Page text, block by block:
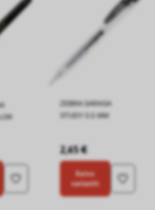
ZEBRA SARASA
STUDY 0,5 MM
2,65 €
Katso
variantit